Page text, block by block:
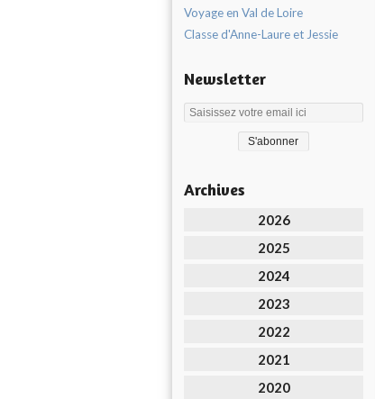
Voyage en Val de Loire
Classe d'Anne-Laure et Jessie
Newsletter
Archives
2026
2025
2024
2023
2022
2021
2020